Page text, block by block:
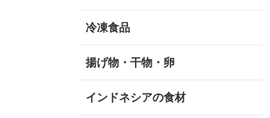
冷凍食品
揚げ物・干物・卵
インドネシアの食材